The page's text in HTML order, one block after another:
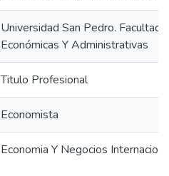
Universidad San Pedro. Facultad
Económicas Y Administrativas
Titulo Profesional
Economista
Economia Y Negocios